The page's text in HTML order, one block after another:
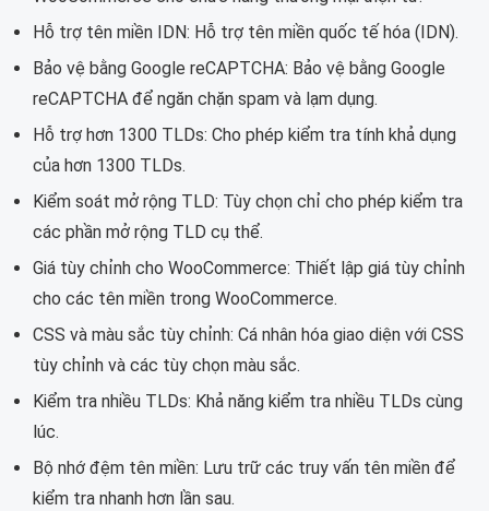
Hỗ trợ tên miền IDN: Hỗ trợ tên miền quốc tế hóa (IDN).
Bảo vệ bằng Google reCAPTCHA: Bảo vệ bằng Google
reCAPTCHA để ngăn chặn spam và lạm dụng.
Hỗ trợ hơn 1300 TLDs: Cho phép kiểm tra tính khả dụng
của hơn 1300 TLDs.
Kiểm soát mở rộng TLD: Tùy chọn chỉ cho phép kiểm tra
các phần mở rộng TLD cụ thể.
Giá tùy chỉnh cho WooCommerce: Thiết lập giá tùy chỉnh
cho các tên miền trong WooCommerce.
CSS và màu sắc tùy chỉnh: Cá nhân hóa giao diện với CSS
tùy chỉnh và các tùy chọn màu sắc.
Kiểm tra nhiều TLDs: Khả năng kiểm tra nhiều TLDs cùng
lúc.
Bộ nhớ đệm tên miền: Lưu trữ các truy vấn tên miền để
kiểm tra nhanh hơn lần sau.